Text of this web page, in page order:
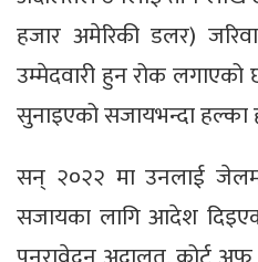
हजार अमेरिकी डलर)
उम्मेदवारी हुन रोक
सुनाइएको सजायभन्दा हल्का
सन् २०२२ मा उनलाई
सजायका लागि आदेश